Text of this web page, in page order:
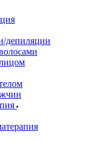
депиляции